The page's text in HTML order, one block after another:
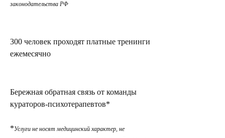
законодательства РФ
300 человек проходят платные тренинги
ежемесячно
Бережная обратная связь от команды
кураторов-психотерапевтов*
*Услуги не носят медицинский характер, не